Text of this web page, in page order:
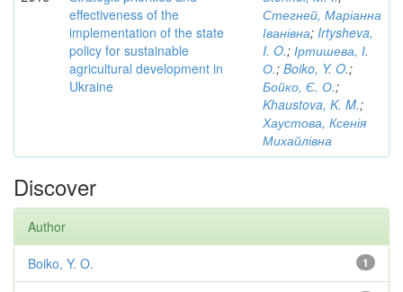
effectiveness of the
implementation of the state
policy for sustainable
agricultural development in
Ukraine
Стегней, Маріанна
Іванівна; Irtysheva,
I. O.; Іртишева, І.
О.; Boiko, Y. O.;
Бойко, Є. О.;
Khaustova, K. M.;
Хаустова, Ксенія
Михайлівна
Discover
Author
1
Boiko, Y. O.